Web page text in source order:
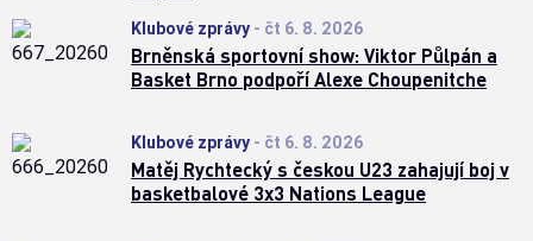
Klubové zprávy - čt 6. 8. 2026
Brněnská sportovní show: Viktor Půlpán a
Basket Brno podpoří Alexe Choupenitche
Klubové zprávy - čt 6. 8. 2026
Matěj Rychtecký s českou U23 zahajují boj v
basketbalové 3x3 Nations League